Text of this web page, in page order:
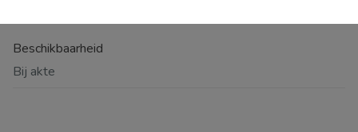
Beschikbaarheid
Bij akte